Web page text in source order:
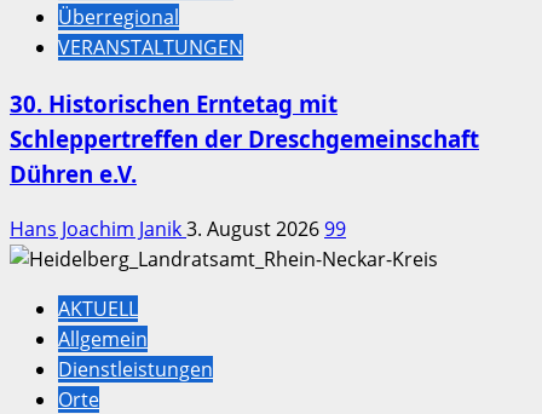
Überregional
VERANSTALTUNGEN
30. Historischen Erntetag mit
Schleppertreffen der Dreschgemeinschaft
Dühren e.V.
Hans Joachim Janik3. August 202699
AKTUELL
Allgemein
Dienstleistungen
Orte